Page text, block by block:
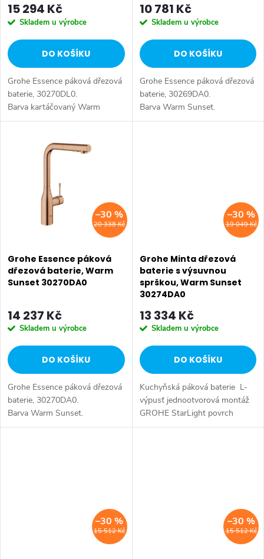
d
u
k
t
ů
o
d
u
k
t
15 294 Kč
Skladem u výrobce
DO KOŠÍKU
Grohe Essence páková dřezová
baterie, 30270DL0.
Barva kartáčovaný Warm
Sunset.
10 781 Kč
Skladem u výrobce
DO KOŠÍKU
Grohe Essence páková dřezová
baterie, 30269DA0.
Barva Warm Sunset.
20 338 Kč
–30 %
Grohe Essence páková
dřezová baterie, Warm
Sunset 30270DA0
14 237 Kč
Skladem u výrobce
DO KOŠÍKU
Grohe Essence páková dřezová
baterie, 30270DA0.
Barva Warm Sunset.
19 049 Kč
–30 %
Grohe Minta dřezová
baterie s výsuvnou
sprškou, Warm Sunset
30274DA0
13 334 Kč
Skladem u výrobce
DO KOŠÍKU
Kuchyňská páková baterie L-
výpusť jednootvorová montáž
GROHE StarLight povrch
GROHE SilkMove keramická
15 512 Kč
–30 %
15 512 Kč
–30 %